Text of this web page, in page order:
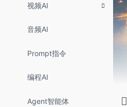
视频AI
音频AI
Prompt指令
编程AI
Agent智能体